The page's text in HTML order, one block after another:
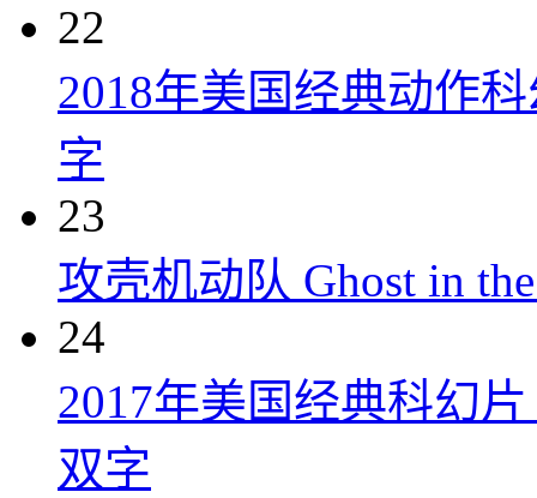
22
2018年美国经典动作
字
23
攻壳机动队 Ghost in
24
2017年美国经典科幻
双字